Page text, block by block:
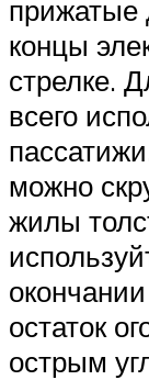
прижатые
концы
стрелке.
всего
можно
жилы
остаток
острым